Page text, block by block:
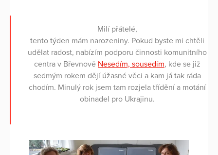
Milí přátelé,
tento týden mám narozeniny. Pokud byste mi chtěli
udělat radost, nabízím podporu činnosti komunitního
centra v Břevnově Nesedím, sousedím, kde se již
sedmým rokem dějí úžasné věci a kam já tak ráda
chodím. Minulý rok jsem tam rozjela třídění a motání
obinadel pro Ukrajinu.